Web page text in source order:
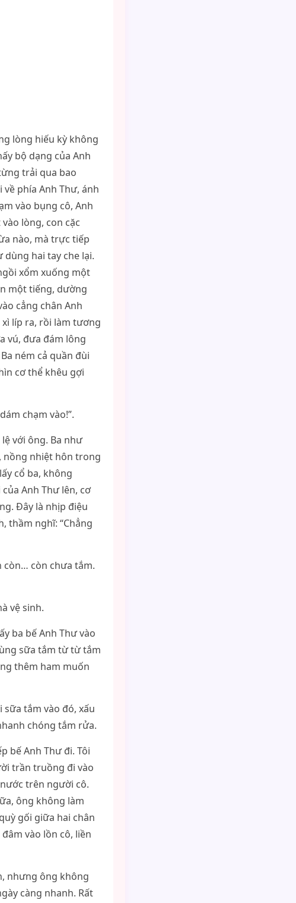
lòng hiếu kỳ không
bộ dạng của Anh
trải qua bao
phía Anh Thư, ánh
vào bụng cô, Anh
lòng, con cặc
nào, mà trực tiếp
hai tay che lại.
xổm xuống một
một tiếng, dường
cẳng chân Anh
líp ra, rồi làm tương
vú, đưa đám lông
ném cả quần đùi
cơ thể khêu gợi
chạm vào!”.
với ông. Ba như
nồng nhiệt hôn trong
cổ ba, không
Anh Thư lên, cơ
Đây là nhịp điệu
thầm nghĩ: “Chẳng
còn… còn chưa tắm.
vệ sinh.
ba bế Anh Thư vào
sữa tắm từ từ tắm
thêm ham muốn
tắm vào đó, xấu
chóng tắm rửa.
bế Anh Thư đi. Tôi
trần truồng đi vào
trên người cô.
ông không làm
gối giữa hai chân
vào lồn cô, liền
nhưng ông không
càng nhanh. Rất